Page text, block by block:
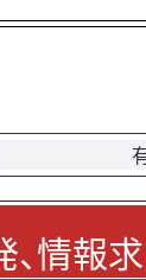
情報求